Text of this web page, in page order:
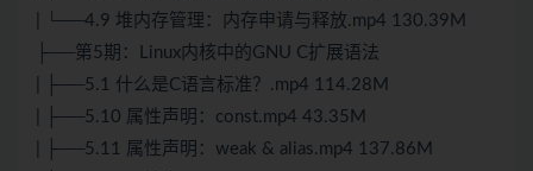
| └──4.9 堆内存管理：内存申请与释放.mp4 130.39M
├──第5期：Linux内核中的GNU C扩展语法
| ├──5.1 什么是C语言标准？.mp4 114.28M
| ├──5.10 属性声明：const.mp4 43.35M
| ├──5.11 属性声明：weak & alias.mp4 137.86M